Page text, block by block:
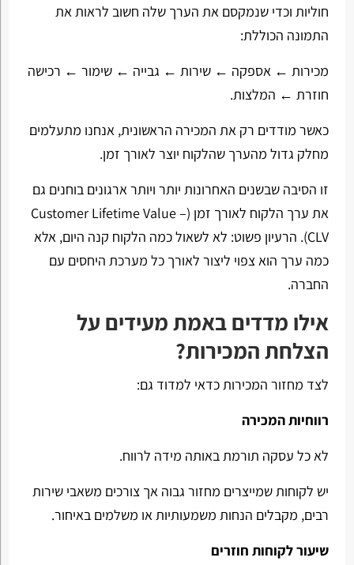
חוליות וכדי שנמקסם את הערך שלה חשוב לראות את
התמונה הכוללת:
מכירות ← אספקה ← שירות ← גבייה ← שימור ← רכישה
חוזרת ← המלצות.
כאשר מודדים רק את המכירה הראשונית, אנחנו מתעלמים
מחלק גדול מהערך שהלקוח יוצר לאורך זמן.
זו הסיבה שבשנים האחרונות יותר ויותר ארגונים בוחנים גם
את ערך הלקוח לאורך זמן (Customer Lifetime Value –
CLV). הרעיון פשוט: לא לשאול כמה הלקוח קנה היום, אלא
כמה ערך הוא צפוי ליצור לאורך כל מערכת היחסים עם
החברה.
אילו מדדים באמת מעידים על
הצלחת המכירות?
לצד מחזור המכירות כדאי למדוד גם:
רווחיות המכירה
לא כל עסקה תורמת באותה מידה לרווח.
יש לקוחות שמייצרים מחזור גבוה אך צורכים משאבי שירות
רבים, מקבלים הנחות משמעותיות או משלמים באיחור.
שיעור לקוחות חוזרים